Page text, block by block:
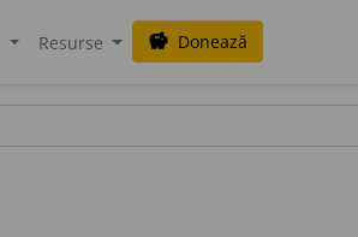
Resurse savings Donează